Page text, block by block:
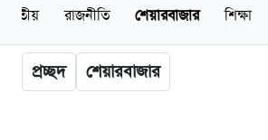
জাতীয় রাজনীতি শেয়ারবাজার শিক্ষা
প্রচ্ছদ শেয়ারবাজার